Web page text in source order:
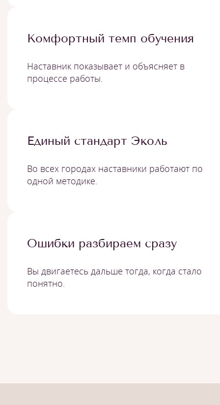
Комфортный темп обучения
Наставник показывает и объясняет в
процессе работы.
Единый стандарт Эколь
Во всех городах наставники работают по
одной методике.
Ошибки разбираем сразу
Вы двигаетесь дальше тогда, когда стало
понятно.